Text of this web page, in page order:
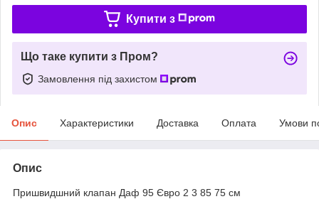
Купити з
Що таке купити з Пром?
Замовлення під захистом
Опис Характеристики Доставка Оплата Умови
Опис
Пришвидшний клапан Даф 95 Євро 2 3 85 75 см